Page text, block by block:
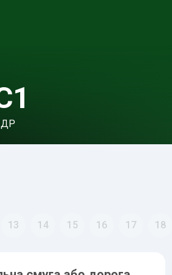
13 14 15 16 17 18